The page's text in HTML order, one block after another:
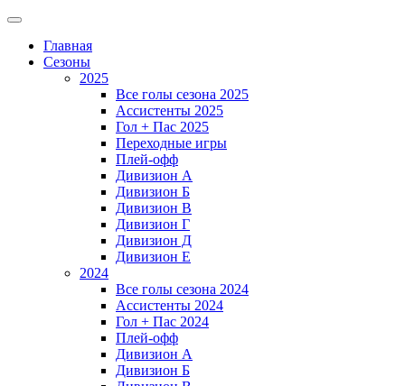
Главная
Сезоны
2025
Все голы сезона 2025
Ассистенты 2025
Гол + Пас 2025
Переходные игры
Плей-офф
Дивизион A
Дивизион Б
Дивизион В
Дивизион Г
Дивизион Д
Дивизион Е
2024
Все голы сезона 2024
Ассистенты 2024
Гол + Пас 2024
Плей-офф
Дивизион A
Дивизион Б